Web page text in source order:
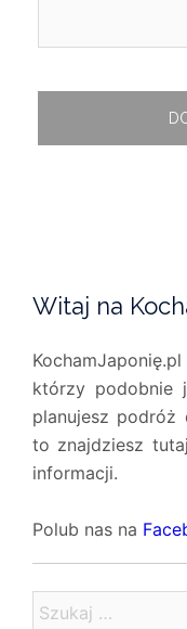
Witaj na
którzy podobnie
planujesz podróż
to znajdziesz
informacji.
Polub nas na
Szukaj: